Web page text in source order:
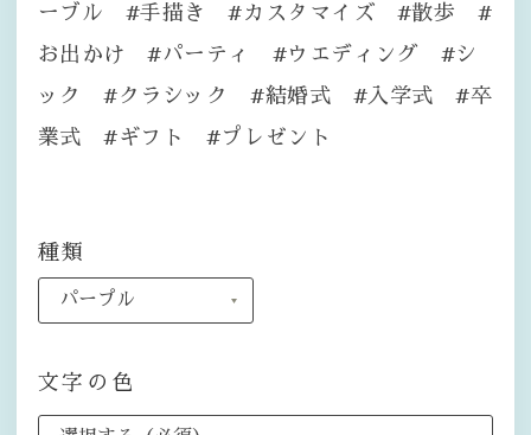
ーブル #手描き #カスタマイズ #散歩 #
お出かけ #パーティ #ウエディング #シ
ック #クラシック #結婚式 #入学式 #卒
業式 #ギフト #プレゼント
種類
文字の色